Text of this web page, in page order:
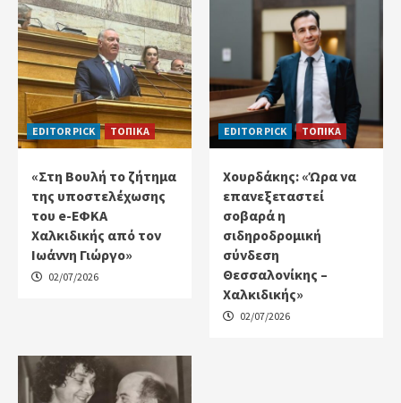
EDITOR PICK ΤΟΠΙΚΑ
«Στη Βουλή το ζήτημα
της υποστελέχωσης
του e-ΕΦΚΑ
Χαλκιδικής από τον
Ιωάννη Γιώργο»
02/07/2026
EDITOR PICK ΤΟΠΙΚΑ
Χουρδάκης: «Ώρα να
επανεξεταστεί
σοβαρά η
σιδηροδρομική
σύνδεση
Θεσσαλονίκης –
Χαλκιδικής»
02/07/2026